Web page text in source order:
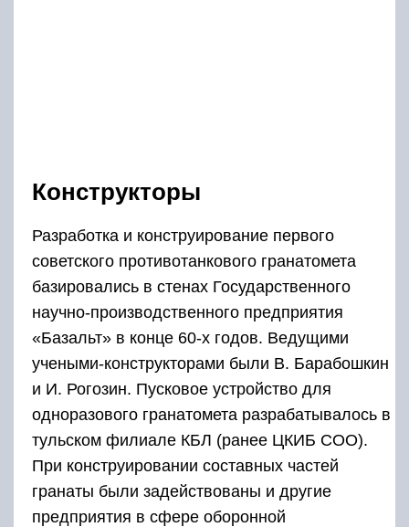
Конструкторы
Разработка и конструирование первого
советского противотанкового гранатомета
базировались в стенах Государственного
научно-производственного предприятия
«Базальт» в конце 60-х годов. Ведущими
учеными-конструкторами были В. Барабошкин
и И. Рогозин. Пусковое устройство для
одноразового гранатомета разрабатывалось в
тульском филиале КБЛ (ранее ЦКИБ СОО).
При конструировании составных частей
гранаты были задействованы и другие
предприятия в сфере оборонной